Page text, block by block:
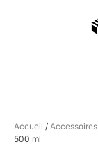
Accueil / Accessoires
500 ml